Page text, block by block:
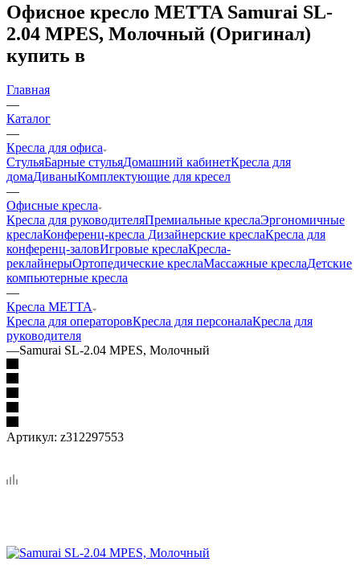
Офисное кресло METTA Samurai SL-
2.04 MPES, Молочный (Оригинал)
купить в
Главная
—
Каталог
—
Кресла для офиса
СтульяБарные стульяДомашний кабинетКресла для
домаДиваныКомплектующие для кресел
—
Офисные кресла
Кресла для руководителяПремиальные креслаЭргономичные
креслаКонференц-кресла Дизайнерские креслаКресла для
конференц-заловИгровые креслаКресла-
реклайнерыОртопедические креслаМассажные креслаДетские
компьютерные кресла
—
Кресла METTA
Кресла для операторовКресла для персоналаКресла для
руководителя
—Samurai SL-2.04 MPES, Молочный
Артикул: z312297553